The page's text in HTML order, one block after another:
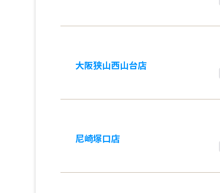
大阪狭山西山台店
尼崎塚口店